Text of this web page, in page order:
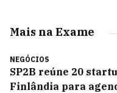
Mais na Exame
NEGÓCIOS
SP2B reúne 20
Finlândia para